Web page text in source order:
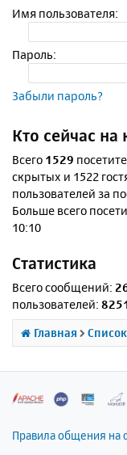
Имя пользователя:
Пароль:
Забыли пароль?
Кто сейчас
Всего 1529
скрытых и 1522
пользователей за
Больше всего
10:10
Статистика
Всего сообщений:
пользователей:
Главная
Правила общения на